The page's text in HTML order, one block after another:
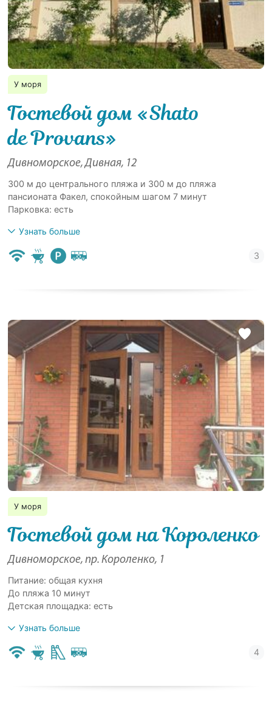
У моря
Гостевой дом «Shato
dе Provans»
Дивноморское, Дивная, 12
300 м до центрального пляжа и 300 м до пляжа
пансионата Факел, спокойным шагом 7 минут
Парковка: есть
Узнать больше
У моря
Гостевой дом на Короленко
Дивноморское, пр. Короленко, 1
Питание: общая кухня
До пляжа 10 минут
Детская площадка: есть
Узнать больше